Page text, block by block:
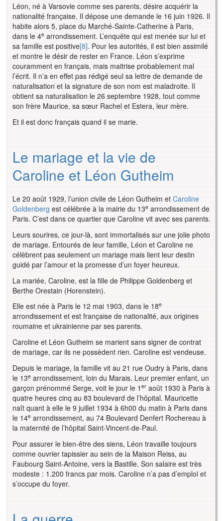
Léon, né à Varsovie comme ses parents, désire acquérir la
nationalité française. Il dépose une demande le 16 juin 1926. Il
habite alors 5, place du Marché-Sainte-Catherine à Paris,
dans le 4e arrondissement. L’enquête qui est menée sur lui et
sa famille est positive[8]. Pour les autorités, il est bien assimilé
et montre le désir de rester en France. Léon s’exprime
couramment en français, mais maitrise probablement mal
l’écrit. Il n’a en effet pas rédigé seul sa lettre de demande de
naturalisation et la signature de son nom est maladroite. Il
obtient sa naturalisation le 26 septembre 1928, tout comme
son frère Maurice, sa sœur Rachel et Estera, leur mère.
Et il est donc français quand il se marie.
Le mariage et la vie de
Caroline et Léon Gutheim
Le 20 août 1929, l’union civile de Léon Gutheim et Caroline
Goldenberg est célébrée à la mairie du 13e arrondissement de
Paris. C’est dans ce quartier que Caroline vit avec ses parents.
Leurs sourires, ce jour-là, sont immortalisés sur une jolie photo
de mariage. Entourés de leur famille, Léon et Caroline ne
célèbrent pas seulement un mariage mais lient leur destin
guidé par l’amour et la promesse d’un foyer heureux.
La mariée, Caroline, est la fille de Philippe Goldenberg et
Berthe Orestain (Horenstein).
Elle est née à Paris le 12 mai 1903, dans le 18e
arrondissement et est française de nationalité, aux origines
roumaine et ukrainienne par ses parents.
Caroline et Léon Gutheim se marient sans signer de contrat
de mariage, car ils ne possèdent rien. Caroline est vendeuse.
Depuis le mariage, la famille vit au 21 rue Oudry à Paris, dans
le 13e arrondissement, loin du Marais. Leur premier enfant, un
garçon prénommé Serge, voit le jour le 1 er août 1930 à Paris à
quatre heures cinq au 83 boulevard de l’hôpital. Mauricette
naît quant à elle le 9 juillet 1934 à 6h00 du matin à Paris dans
le 14e arrondissement, au 74 Boulevard Denfert Rochereau à
la maternité de l’hôpital Saint-Vincent-de-Paul.
Pour assurer le bien-être des siens, Léon travaille toujours
comme ouvrier tapissier au sein de la Maison Reiss, au
Faubourg Saint-Antoine, vers la Bastille. Son salaire est très
modeste : 1.200 francs par mois. Caroline n’a pas d’emploi et
s’occupe du foyer.